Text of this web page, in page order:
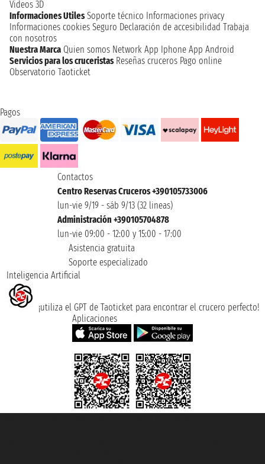
Videos 3D
Informaciones Utiles Soporte técnico Informaciones privacy
Informaciones cookies Seguro Declaración de accesibilidad Trabaja
con nosotros
Nuestra Marca Quien somos Network App Iphone App Android
Servicios para los cruceristas Reseñas cruceros Pago online
Observatorio Taoticket
Pagos
Contactos
Centro Reservas Cruceros +390105733006
lun-vie 9/19 - sáb 9/13 (32 lineas)
Administración +390105704878
lun-vie 09:00 - 12:00 y 15:00 - 17:00
Asistencia gratuita
Soporte especializado
Inteligencia Artificial
¡utiliza el GPT de Taoticket para encontrar el crucero perfecto!
Aplicaciones